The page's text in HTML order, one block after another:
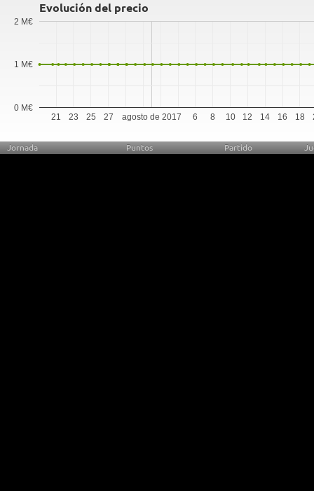
Evolución del precio
agosto de 2017
21 23 25 27 6 8 10 12 14 16 18
0 M€
1 M€
2 M€
Jornada Puntos Partido